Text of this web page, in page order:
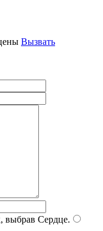
Вызвать
выбрав Сердце.